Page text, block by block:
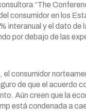
“The
consumidor en los
interanual y el dato de
por debajo de las
el consumidor
de que el acuerdo
Aún creen que la
está condenada a